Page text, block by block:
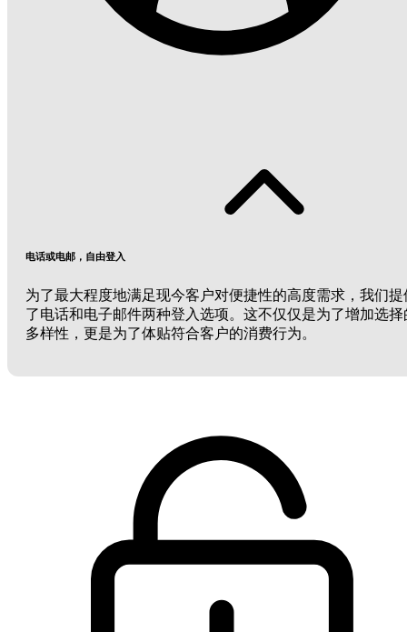
电话或电邮，自由登入
为了最大程度地满足现今客户对便捷性的高度需求，我们提
了电话和电子邮件两种登入选项。这不仅仅是为了增加选择
多样性，更是为了体贴符合客户的消费行为。